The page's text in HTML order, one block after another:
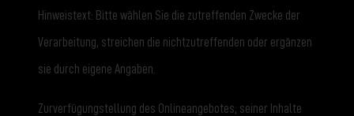
Hinweistext: Bitte wählen Sie die zutreffenden Zwecke der
Verarbeitung, streichen die nichtzutreffenden oder ergänzen
sie durch eigene Angaben.
Zurverfügungstellung des Onlineangebotes, seiner Inhalte